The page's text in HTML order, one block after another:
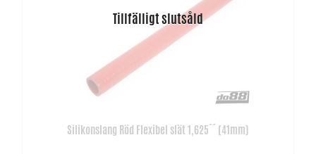
Silikonslang Röd Flexibel slät 1,625´´ (41mm)